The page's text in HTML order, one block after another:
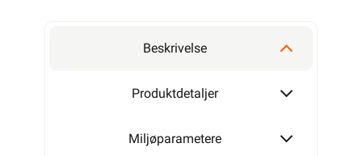
Beskrivelse
Produktdetaljer
Miljøparametere